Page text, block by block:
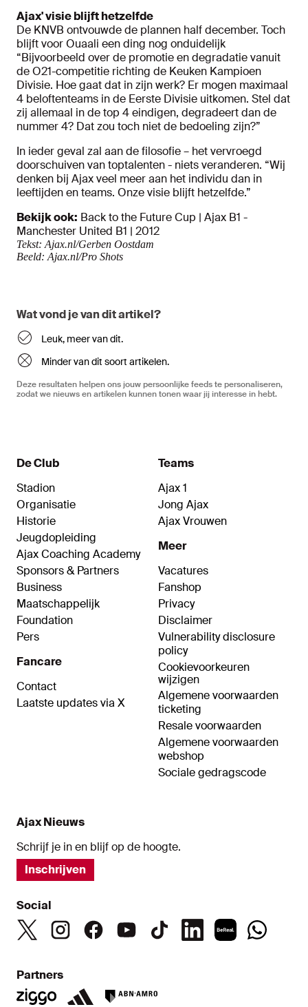
Ajax' visie blijft hetzelfde
De KNVB ontvouwde de plannen half december. Toch
blijft voor Ouaali een ding nog onduidelijk
“Bijvoorbeeld over de promotie en degradatie vanuit
de O21-competitie richting de Keuken Kampioen
Divisie. Hoe gaat dat in zijn werk? Er mogen maximaal
4 beloftenteams in de Eerste Divisie uitkomen. Stel dat
zij allemaal in de top 4 eindigen, degradeert dan de
nummer 4? Dat zou toch niet de bedoeling zijn?”
In ieder geval zal aan de filosofie – het vervroegd
doorschuiven van toptalenten - niets veranderen. “Wij
denken bij Ajax veel meer aan het individu dan in
leeftijden en teams. Onze visie blijft hetzelfde.”
Bekijk ook: Back to the Future Cup | Ajax B1 -
Manchester United B1 | 2012
Tekst: Ajax.nl/Gerben Oostdam
Beeld: Ajax.nl/Pro Shots
Wat vond je van dit artikel?
Leuk, meer van dit.
Minder van dit soort artikelen.
Deze resultaten helpen ons jouw persoonlijke feeds te personaliseren,
zodat we nieuws en artikelen kunnen tonen waar jij interesse in hebt.
De Club
Stadion
Organisatie
Historie
Jeugdopleiding
Ajax Coaching Academy
Sponsors & Partners
Business
Maatschappelijk
Foundation
Pers
Fancare
Contact
Laatste updates via X
Teams
Ajax 1
Jong Ajax
Ajax Vrouwen
Meer
Vacatures
Fanshop
Privacy
Disclaimer
Vulnerability disclosure
policy
Cookievoorkeuren
wijzigen
Algemene voorwaarden
ticketing
Resale voorwaarden
Algemene voorwaarden
webshop
Sociale gedragscode
Ajax Nieuws
Schrijf je in en blijf op de hoogte.
Inschrijven
Social
Partners